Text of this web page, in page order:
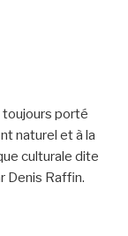
toujours porté
naturel et à la
culturale dite
Denis Raffin.